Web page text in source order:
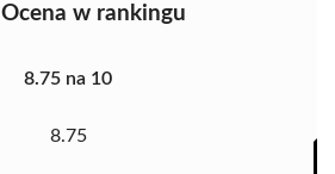
Ocena w rankingu
8.75 na 10
8.75